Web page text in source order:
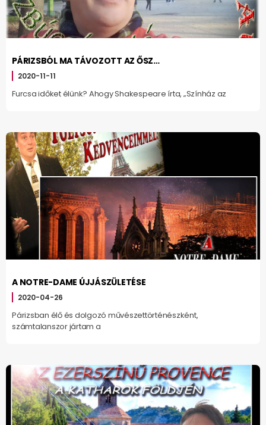
PÁRIZSBÓL MA TÁVOZOTT AZ ŐSZ…
2020-11-11
Furcsa időket élünk? Ahogy Shakespeare írta, „Színház az
A NOTRE-DAME ÚJJÁSZÜLETÉSE
2020-04-26
Párizsban élő és dolgozó művészettörténészként,
számtalanszor jártam a